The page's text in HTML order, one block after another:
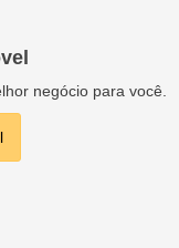
negócio para você.